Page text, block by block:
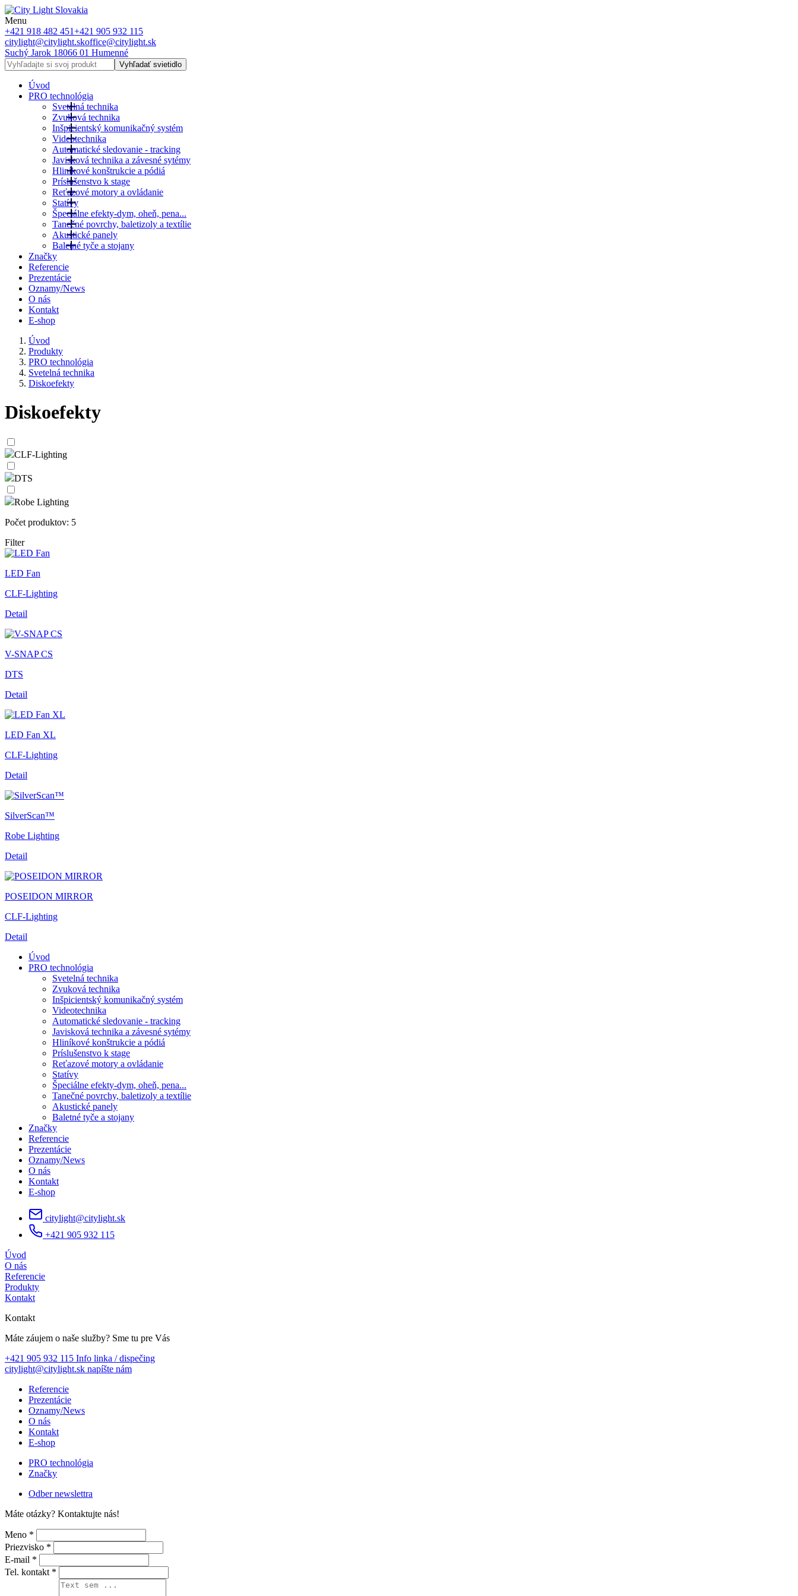
Menu
+421 918 482 451+421 905 932 115
citylight@citylight.skoffice@citylight.sk
Suchý Jarok 18066 01 Humenné
Vyhľadať svietidlo
Úvod
PRO technológia
Svetelná technika
Zvuková technika
Inšpicientský komunikačný systém
Videotechnika
Automatické sledovanie - tracking
Javisková technika a závesné sytémy
Hliníkové konštrukcie a pódiá
Príslušenstvo k stage
Reťazové motory a ovládanie
Statívy
Špeciálne efekty-dym, oheň, pena...
Tanečné povrchy, baletizoly a textílie
Akustické panely
Baletné tyče a stojany
Značky
Referencie
Prezentácie
Oznamy/News
O nás
Kontakt
E-shop
Úvod
Produkty
PRO technológia
Svetelná technika
Diskoefekty
Diskoefekty
CLF-Lighting
DTS
Robe Lighting
Počet produktov: 5
Filter
LED Fan
CLF-Lighting
Detail
V-SNAP CS
DTS
Detail
LED Fan XL
CLF-Lighting
Detail
SilverScan™
Robe Lighting
Detail
POSEIDON MIRROR
CLF-Lighting
Detail
Úvod
PRO technológia
Svetelná technika
Zvuková technika
Inšpicientský komunikačný systém
Videotechnika
Automatické sledovanie - tracking
Javisková technika a závesné sytémy
Hliníkové konštrukcie a pódiá
Príslušenstvo k stage
Reťazové motory a ovládanie
Statívy
Špeciálne efekty-dym, oheň, pena...
Tanečné povrchy, baletizoly a textílie
Akustické panely
Baletné tyče a stojany
Značky
Referencie
Prezentácie
Oznamy/News
O nás
Kontakt
E-shop
citylight@citylight.sk
+421 905 932 115
Úvod
O nás
Referencie
Produkty
Kontakt
Kontakt
Máte záujem o naše služby? Sme tu pre Vás
+421 905 932 115 Info linka / dispečing
citylight@citylight.sk napíšte nám
Referencie
Prezentácie
Oznamy/News
O nás
Kontakt
E-shop
PRO technológia
Značky
Odber newslettra
Máte otázky? Kontaktujte nás!
Meno *
Priezvisko *
E-mail *
Tel. kontakt *